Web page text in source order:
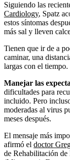
Siguiendo las
Cardiology, Spatz
estos síntomas
más sal y lleven
Tienen que ir de a
caminar, una
largas con el tiempo.
Manejar las
dificultades para
incluido. Pero
moderadas al virus
meses después.
El mensaje más
afirmó el doctor
de Rehabilitación